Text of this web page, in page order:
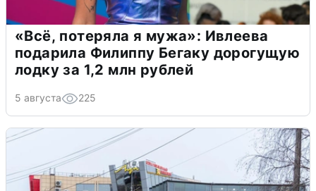
«Всё, потеряла я мужа»: Ивлеева
подарила Филиппу Бегаку дорогущую
лодку за 1,2 млн рублей
5 августа 225